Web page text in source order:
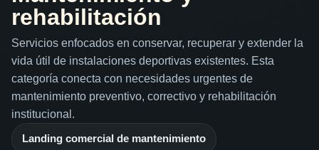
rehabilitación
Servicios enfocados en conservar, recuperar y extender la
vida útil de instalaciones deportivas existentes. Esta
categoría conecta con necesidades urgentes de
mantenimiento preventivo, correctivo y rehabilitación
institucional.
Landing comercial de mantenimiento